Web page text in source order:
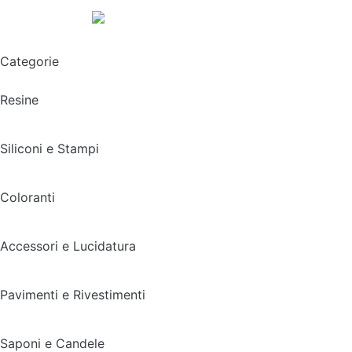
Categorie
Resine
Siliconi e Stampi
Coloranti
Accessori e Lucidatura
Pavimenti e Rivestimenti
Saponi e Candele